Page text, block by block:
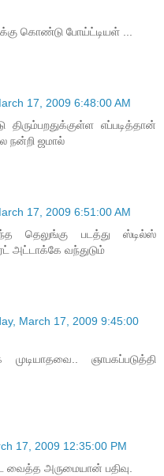
கொண்டு போய்ட்டியள் ...
17, 2009 6:48:00 AM
எப்படித்தான்
நன்றி ஜமால்
17, 2009 6:51:00 AM
தெலுங்கு படத்து ஸ்டில்ஸ்
அட்டாக்கே வந்துடும்
March 17, 2009 9:45:00
ஞாபகப்படுத்தி
17, 2009 12:35:00 PM
அருமையான் பதிவு.